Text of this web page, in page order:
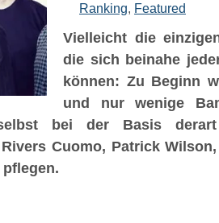
Ranking, Featured
Vielleicht die
die sich beinahe
können: Zu Beginn
und nur wenige
bei der Basis
Cuomo, Patrick